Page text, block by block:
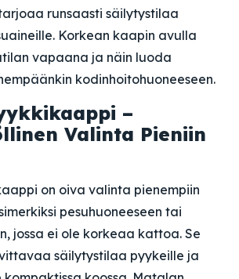
runsaasti säilytystilaa
Korkean kaapin avulla
vapaana ja näin luoda
kodinhoitohuoneeseen.
–
Valinta Pieniin
on oiva valinta pienempiin
pesuhuoneeseen tai
jossa ei ole korkeaa kattoa. Se
säilytystilaa pyykeille ja